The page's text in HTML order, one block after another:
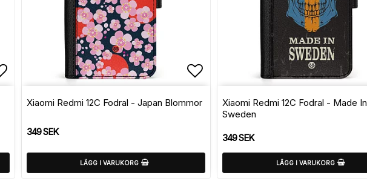
Lägg till i favoritlistan Lägg till i favoritlistan
Xiaomi Redmi 12C Fodral - Japan Blommor
349 SEK
LÄGG I VARUKORG
Xiaomi Redmi 12C Fodral - Made In
Sweden
349 SEK
LÄGG I VARUKORG